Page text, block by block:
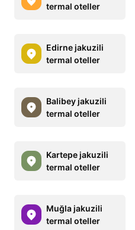
termal oteller
Edirne jakuzili
termal oteller
Balibey jakuzili
termal oteller
Kartepe jakuzili
termal oteller
Muğla jakuzili
termal oteller